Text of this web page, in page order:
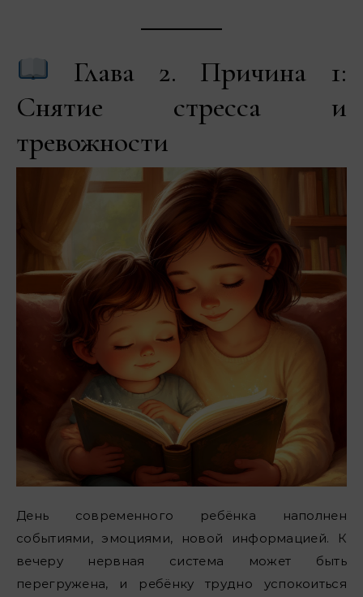
Глава 2. Причина 1:
Снятие стресса и
тревожности
День современного ребёнка наполнен
событиями, эмоциями, новой информацией. К
вечеру нервная система может быть
перегружена, и ребёнку трудно успокоиться